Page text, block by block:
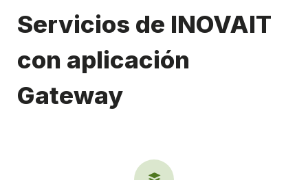
Servicios de INOVAIT
con aplicación
Gateway